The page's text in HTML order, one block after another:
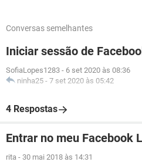
Conversas semelhantes
Iniciar sessão de
SofiaLopes1283 - 6 set 2020 às 08:36
ninha25 - 7 set 2020 às 05:42
4 Respostas
Entrar no meu Facebook
rita - 30 mai 2018 às 14:31